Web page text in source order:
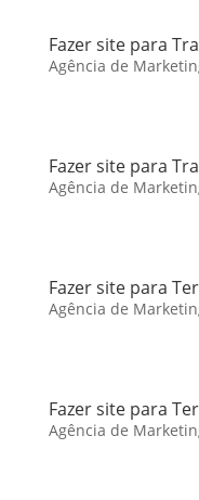
Fazer site para
Agência de
Fazer site para
Agência de
Fazer site para
Agência de
Fazer site para
Agência de